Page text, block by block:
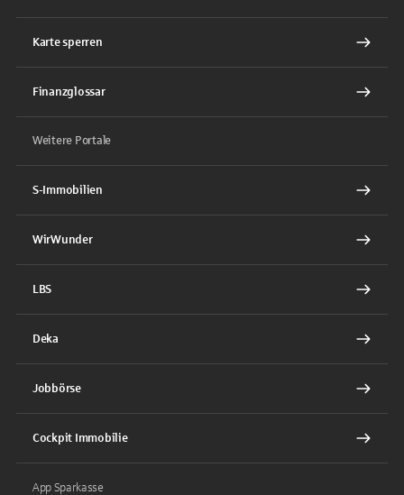
Karte sperren
Finanzglossar
Weitere Portale
S-Immobilien
WirWunder
LBS
Deka
Jobbörse
Cockpit Immobilie
App Sparkasse